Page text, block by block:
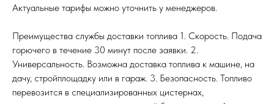
Актуальные тарифы можно уточнить у менеджеров.
Преимущества службы доставки топлива 1. Скорость. Подача
горючего в течение 30 минут после заявки. 2.
Универсальность. Возможна доставка топлива к машине, на
дачу, стройплощадку или в гараж. 3. Безопасность. Топливо
перевозится в специализированных цистернах,